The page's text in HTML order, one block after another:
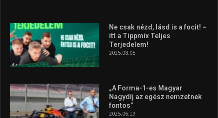
Ne csak nézd, lásd is a focit! –
itt a Tippmix Teljes
Terjedelem!
2025.08.05.
„A Forma-1-es Magyar
Nagydíj az egész nemzetnek
fontos”
2025.06.19.